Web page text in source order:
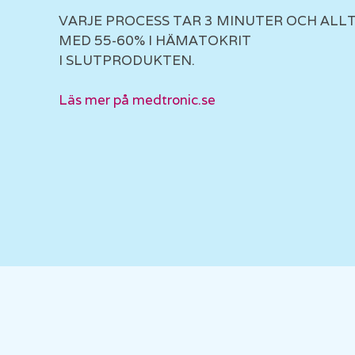
VARJE PROCESS TAR 3 MINUTER OCH
MED 55-60% I HÄMATOKRIT
I SLUTPRODUKTEN.
Läs mer på medtronic.se